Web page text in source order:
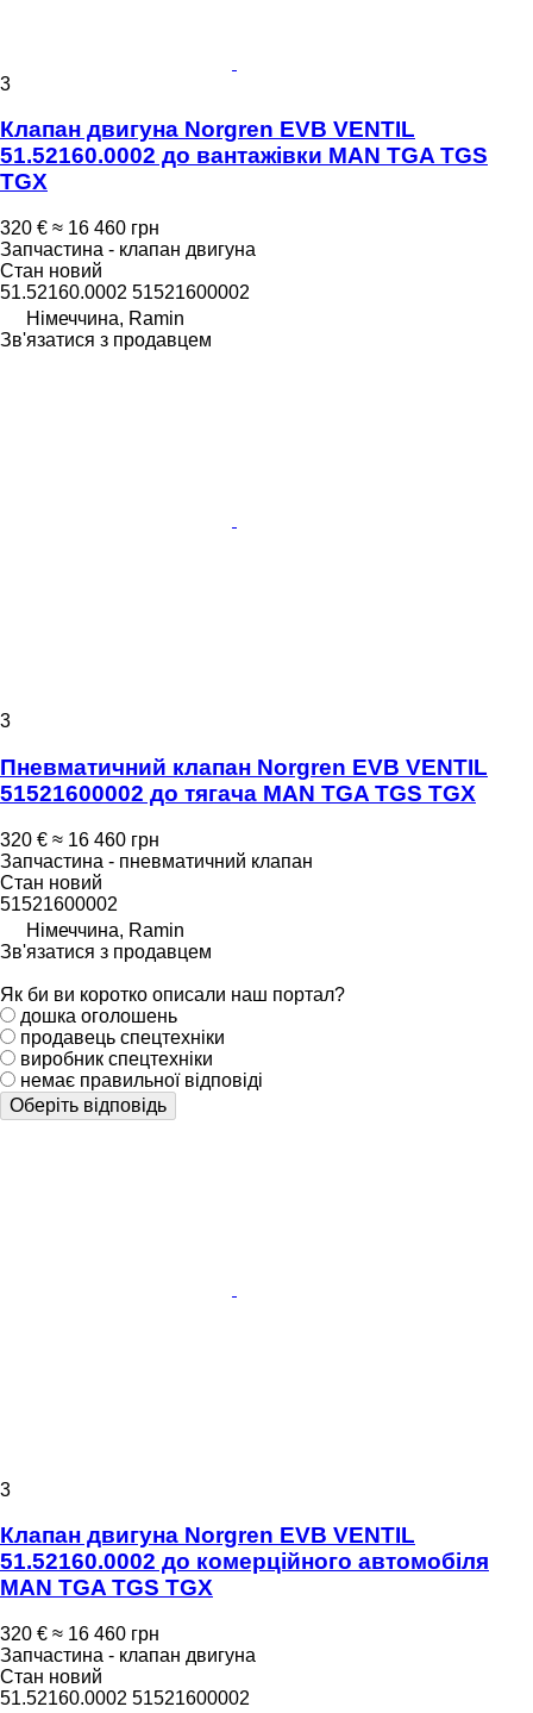
3
Клапан двигуна Norgren EVB VENTIL
51.52160.0002 до вантажівки MAN TGA TGS
TGX
320 € ≈ 16 460 грн
Запчастина - клапан двигуна
Стан новий
51.52160.0002 51521600002
Німеччина, Ramin
Зв'язатися з продавцем
3
Пневматичний клапан Norgren EVB VENTIL
51521600002 до тягача MAN TGA TGS TGX
320 € ≈ 16 460 грн
Запчастина - пневматичний клапан
Стан новий
51521600002
Німеччина, Ramin
Зв'язатися з продавцем
Як би ви коротко описали наш портал?
дошка оголошень
продавець спецтехніки
виробник спецтехніки
немає правильної відповіді
Оберіть відповідь
3
Клапан двигуна Norgren EVB VENTIL
51.52160.0002 до комерційного автомобіля
MAN TGA TGS TGX
320 € ≈ 16 460 грн
Запчастина - клапан двигуна
Стан новий
51.52160.0002 51521600002